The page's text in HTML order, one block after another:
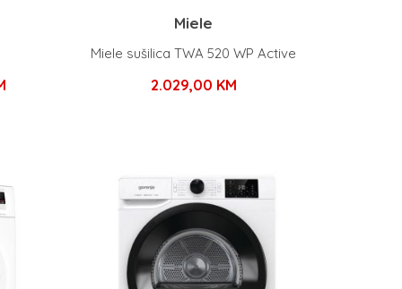
Miele
Miele sušilica TWA 520 WP Active
2.029,00 KM